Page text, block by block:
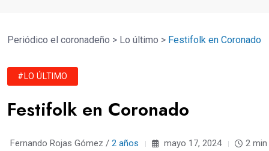
Periódico el coronadeño > Lo último > Festifolk en Coronado
#LO ÚLTIMO
Festifolk en Coronado
Fernando Rojas Gómez / 2 años mayo 17, 2024 2